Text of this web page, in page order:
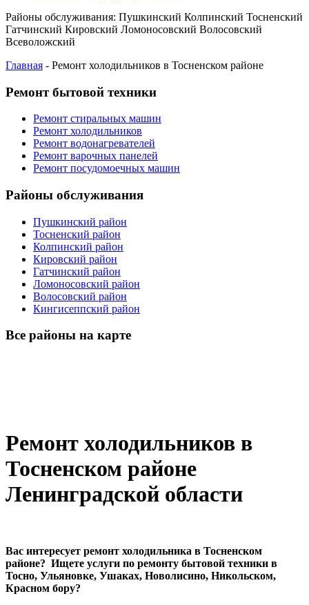
Районы обслуживания: Пушкинский Колпинский Тосненский
Гатчинский Кировский Ломоносовский Волосовский
Всеволожский
Главная - Ремонт холодильников в Тосненском районе
Ремонт бытовой техники
Ремонт стиральных машин
Ремонт холодильников
Ремонт водонагревателей
Ремонт варочных панелей
Ремонт посудомоечных машин
Районы обслуживания
Пушкинский район
Тосненский район
Колпинский район
Кировский район
Гатчинский район
Ломоносовский район
Волосовский район
Кингисеппский район
Все районы на карте
Ремонт холодильников в
Тосненском районе
Ленинградской области
Вас интересует ремонт холодильника в Тосненском
районе? Ищете услуги по ремонту бытовой техники в
Тосно, Ульяновке, Ушаках, Новолисино, Никольском,
Красном бору?